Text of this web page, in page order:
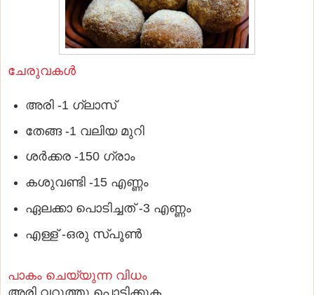
ചേരുവകള്‍
അരി -1 ഗ്ലാസ്‌
തേങ്ങ -1 വലിയ മുറി
ശര്‍ക്കര -150 ഗ്രാം
കശുവണ്ടി -15 എണ്ണം
ഏലക്കാ പൊടിച്ചത് -3 എണ്ണം
എള്ള് -ഒരു സ്പൂണ്‍
പാകം ചെയ്യുന്ന വിധം
അരി വറുത്തു പൊടിക്കുക